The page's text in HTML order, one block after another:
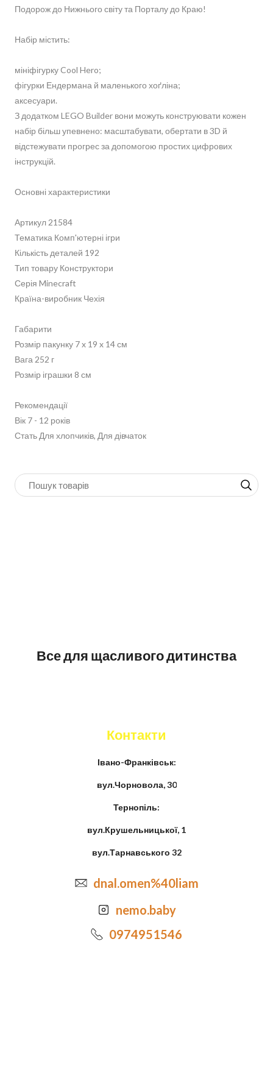
Подорож до Нижнього світу та Порталу до Краю!
Набір містить:
мініфігурку Cool Hero;
фігурки Ендермана й маленького хоґліна;
аксесуари.
З додатком LEGO Builder вони можуть конструювати кожен
набір більш упевнено: масштабувати, обертати в 3D й
відстежувати прогрес за допомогою простих цифрових
інструкцій.
Основні характеристики
Артикул 21584
Тематика Комп'ютерні ігри
Кількість деталей 192
Тип товару Конструктори
Серія Minecraft
Країна-виробник Чехія
Габарити
Розмір пакунку 7 x 19 x 14 см
Вага 252 г
Розмір іграшки 8 см
Рекомендації
Вік 7 - 12 років
Стать Для хлопчиків, Для дівчаток
Все для щасливого дитинства
Контакти
Івано-Франківськ:
вул.Чорновола, 30
Тернопіль:
вул.Крушельницької, 1
вул.Тарнавського 32
dnal.omen%40liam
nemo.baby
0974951546